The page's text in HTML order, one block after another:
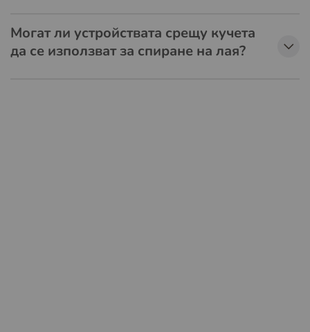
Могат ли устройствата срещу кучета
да се използват за спиране на лая?